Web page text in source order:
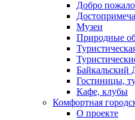
Добро
Музеи
Природные
Байкальский
Гостиницы,
Кафе, клубы
Комфортная
О проекте